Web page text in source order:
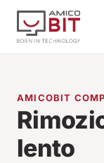
Salta al contenuto
AMICOBIT
lento